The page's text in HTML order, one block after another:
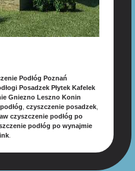
Podłóg Poznań
Posadzek Płytek Kafelek
Gniezno Leszno Konin
czyszczenie posadzek,
czyszczenie podłóg po
podłóg po wynajmie
.